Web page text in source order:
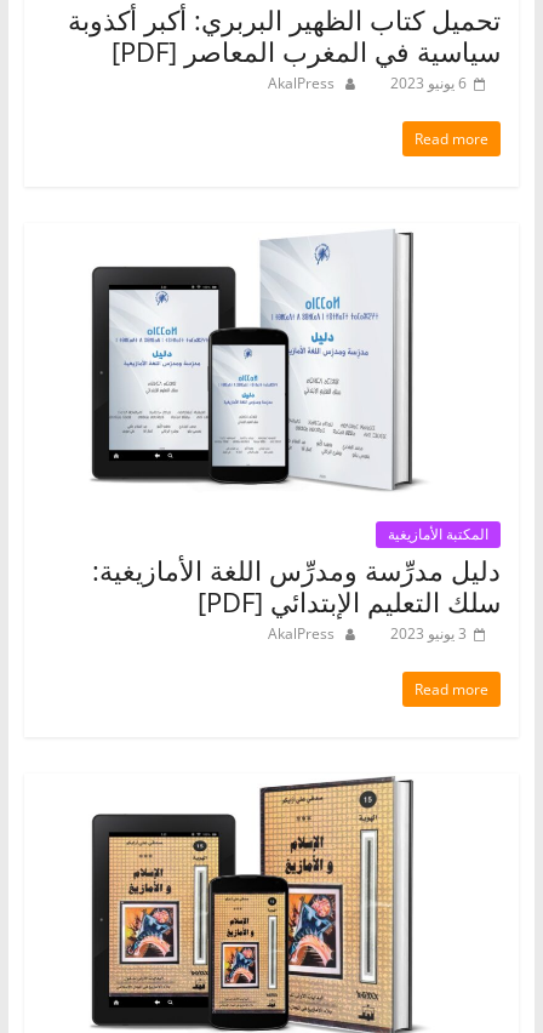
تحميل كتاب الظهير البربري: أكبر أكذوبة
سياسية في المغرب المعاصر [PDF]
6 يونيو 2023 AkalPress
Read more
المكتبة الأمازيغية
دليل مدرِّسة ومدرِّس اللغة الأمازيغية:
سلك التعليم الإبتدائي [PDF]
3 يونيو 2023 AkalPress
Read more